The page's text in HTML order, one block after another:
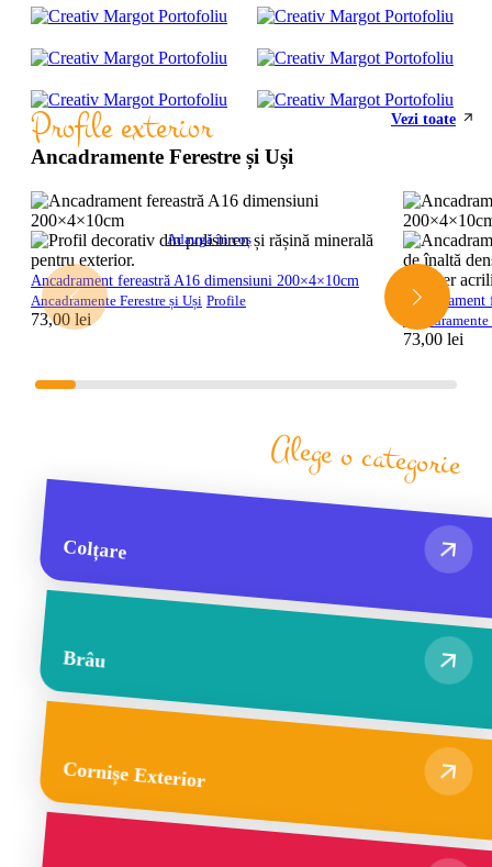
Profile exterior
Ancadramente Ferestre și Uși
Vezi toate
Adaugă în coș
Ancadrament fereastră A16 dimensiuni 200×4×10cm
Ancadramente Ferestre și Uși Profile
73,00 lei
73,00lei
Alege o categorie
Colțare
Brâu
Cornișe Exterior